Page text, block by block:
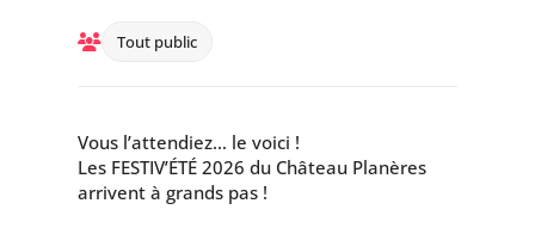
Tout public
Vous l’attendiez… le voici !
Les FESTIV’ÉTÉ 2026 du Château Planères
arrivent à grands pas !